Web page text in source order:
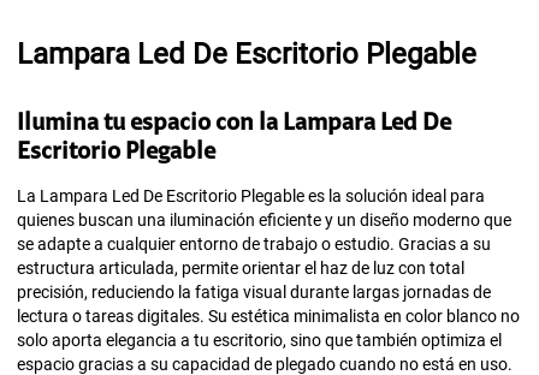
Lampara Led De Escritorio Plegable
Ilumina tu espacio con la Lampara Led De
Escritorio Plegable
La Lampara Led De Escritorio Plegable es la solución ideal para
quienes buscan una iluminación eficiente y un diseño moderno que
se adapte a cualquier entorno de trabajo o estudio. Gracias a su
estructura articulada, permite orientar el haz de luz con total
precisión, reduciendo la fatiga visual durante largas jornadas de
lectura o tareas digitales. Su estética minimalista en color blanco no
solo aporta elegancia a tu escritorio, sino que también optimiza el
espacio gracias a su capacidad de plegado cuando no está en uso.